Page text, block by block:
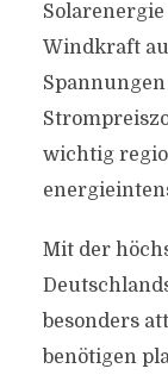
Windkraft
wichtig
Mit der
besonders
benötigen